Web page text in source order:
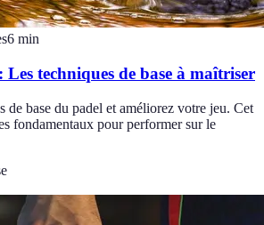
6 min
techniques de base à maîtriser
de base du padel et améliorez votre jeu. Cet
fondamentaux pour performer sur le